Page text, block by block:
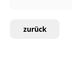
zurück